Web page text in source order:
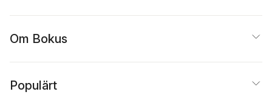
Om Bokus
Populärt